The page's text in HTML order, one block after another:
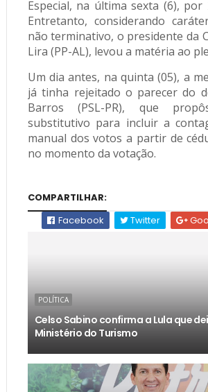
Especial, na última sexta (6), por
Entretanto, considerando
não terminativo, o presidente da
Lira (PP-AL), levou a matéria ao
Um dia antes, na quinta (05), a
já tinha rejeitado o parecer do
Barros (PSL-PR), que
substitutivo para incluir a
manual dos votos a partir de
no momento da votação.
COMPARTILHAR:
Facebook
Twitter
POLÍTICA
Celso Sabino confirma a Lula que
Ministério do Turismo